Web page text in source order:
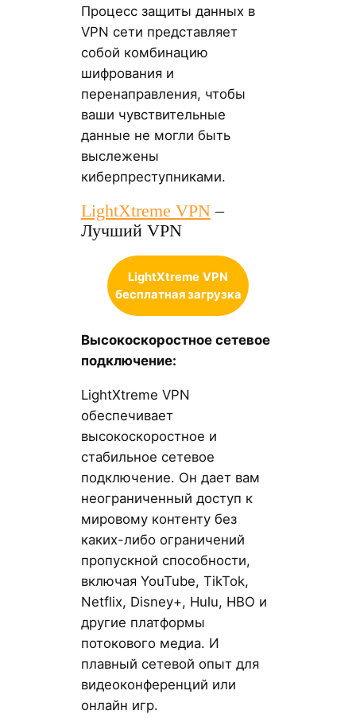
Процесс защиты данных в
VPN сети представляет
собой комбинацию
шифрования и
перенаправления, чтобы
ваши чувствительные
данные не могли быть
выслежены
киберпреступниками.
LightXtreme VPN–
Лучший VPN
LightXtreme VPN
бесплатная загрузка
Высокоскоростное сетевое
подключение:
LightXtreme VPN
обеспечивает
высокоскоростное и
стабильное сетевое
подключение. Он дает вам
неограниченный доступ к
мировому контенту без
каких-либо ограничений
пропускной способности,
включая YouTube, TikTok,
Netflix, Disney+, Hulu, HBO и
другие платформы
потокового медиа. И
плавный сетевой опыт для
видеоконференций или
онлайн игр.